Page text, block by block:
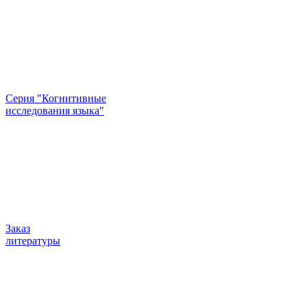
Серия "Когнитивные
исследования языка"
Заказ
литературы